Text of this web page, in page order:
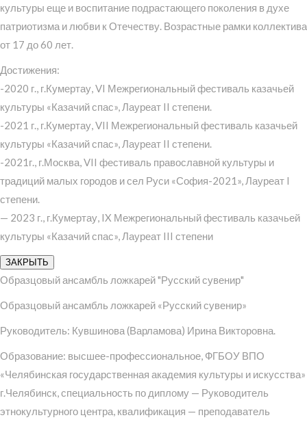
культуры еще и воспитание подрастающего поколения в духе
патриотизма и любви к Отечеству. Возрастные рамки коллектива
от 17 до 60 лет.
Достижения:
-2020 г., г.Кумертау, VI Межрегиональный фестиваль казачьей
культуры «Казачий спас», Лауреат II степени.
-2021 г., г.Кумертау, VII Межрегиональный фестиваль казачьей
культуры «Казачий спас», Лауреат II степени.
-2021г., г.Москва, VII фестиваль православной культуры и
традиций малых городов и сел Руси «София-2021», Лауреат I
степени.
— 2023 г., г.Кумертау, IX Межрегиональный фестиваль казачьей
культуры «Казачий спас», Лауреат III степени
ЗАКРЫТЬ
Образцовый ансамбль ложкарей "Русский сувенир"
Образцовый ансамбль ложкарей «Русский сувенир»
Руководитель: Кувшинова (Варламова) Ирина Викторовна.
Образование: высшее-профессиональное, ФГБОУ ВПО
«Челябинская государственная академия культуры и искусства»
г.Челябинск, специальность по диплому — Руководитель
этнокультурного центра, квалификация — преподаватель